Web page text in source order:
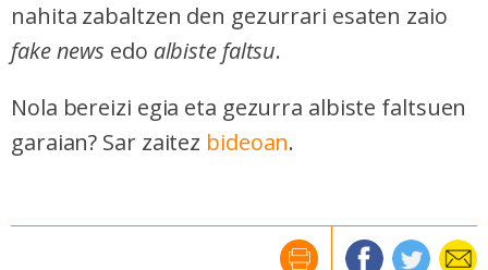
nahita zabaltzen den gezurrari esaten zaio
fake news edo albiste faltsu.
Nola bereizi egia eta gezurra albiste faltsuen
garaian? Sar zaitez bideoan.